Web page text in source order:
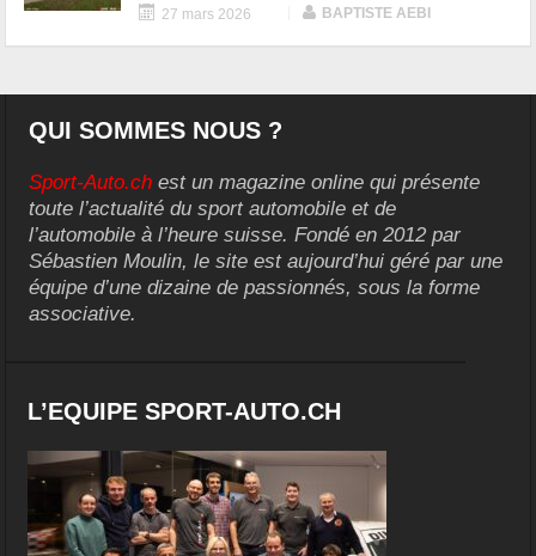
27 mars 2026 BAPTISTE AEBI
QUI SOMMES NOUS ?
Sport-Auto.ch est un magazine online qui présente
toute l’actualité du sport automobile et de
l’automobile à l’heure suisse. Fondé en 2012 par
Sébastien Moulin, le site est aujourd’hui géré par une
équipe d’une dizaine de passionnés, sous la forme
associative.
L’EQUIPE SPORT-AUTO.CH